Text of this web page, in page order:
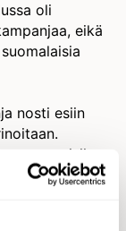
oli
eikä
nosti esiin
vaatteisiin,
kun se